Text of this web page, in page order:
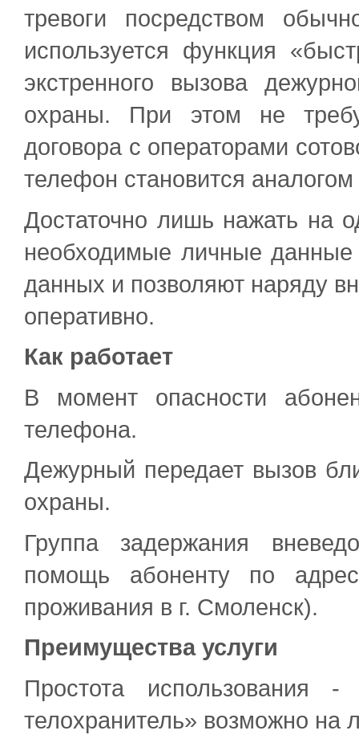
тревоги посредством
используется функция
экстренного вызова
охраны. При этом не
договора с операторами
телефон становится
Достаточно лишь нажать на
необходимые личные данные
данных и позволяют наряду
оперативно.
Как работает
В момент опасности
телефона.
Дежурный передает вызов
охраны.
Группа задержания
помощь абоненту по
проживания в г. Смоленск).
Преимущества услуги
Простота использования
телохранитель» возможно на